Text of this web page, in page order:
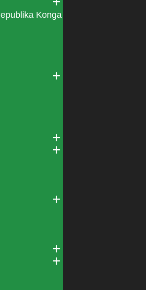
Konga